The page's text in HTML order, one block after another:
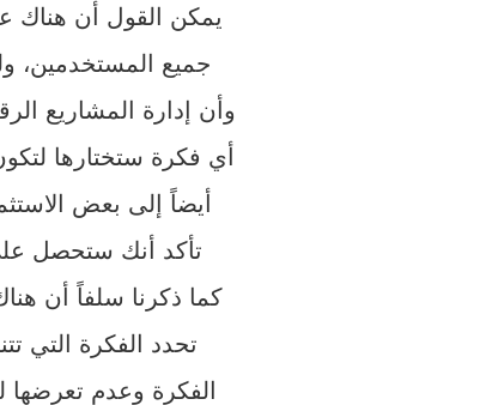
يمكن القول أن هناك
جميع المستخدمين،
وأن إدارة المشاريع
أي فكرة ستختارها
أيضاً إلى بعض
تأكد أنك ستحصل على
كما ذكرنا سلفاً أن
تحدد الفكرة التي
الفكرة وعدم تعرضها